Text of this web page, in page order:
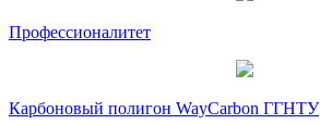
Профессионалитет
Карбоновый полигон WayCarbon ГГНТУ